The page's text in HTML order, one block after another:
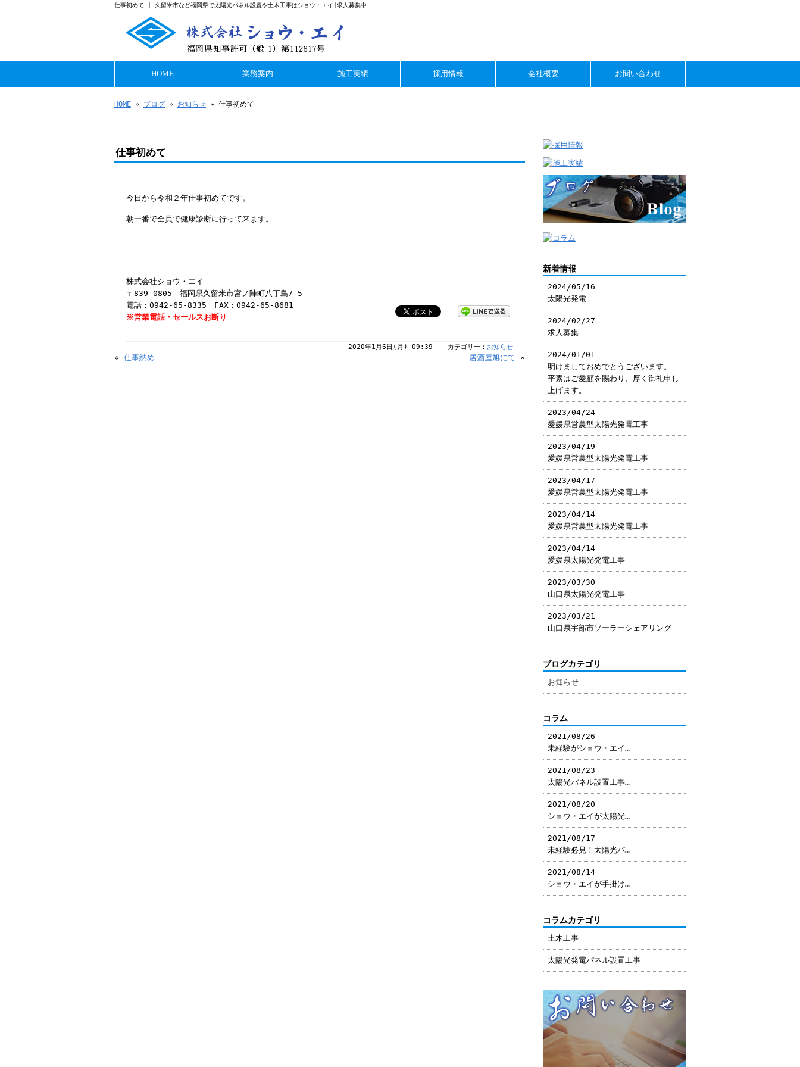
仕事初めて | 久留米市など福岡県で太陽光パネル設置や土木工事はショウ・エイ|求人募集中
HOME 業務案内 施工実績 採用情報 会社概要 お問い合わせ
HOME » ブログ » お知らせ » 仕事初めて
仕事初めて
今日から令和２年仕事初めてです。
朝一番で全員で健康診断に行って来ます。
株式会社ショウ・エイ
〒839-0805 福岡県久留米市宮ノ陣町八丁島7-5
電話：0942-65-8335 FAX：0942-65-8681
※営業電話・セールスお断り
2020年1月6日(月) 09:39 ｜ カテゴリー： お知らせ
« 仕事納め 居酒屋旭にて »
新着情報
2024/05/16
太陽光発電
2024/02/27
求人募集
2024/01/01
明けましておめでとうございます。
平素はご愛顧を賜わり、厚く御礼申し
上げます。
2023/04/24
愛媛県営農型太陽光発電工事
2023/04/19
愛媛県営農型太陽光発電工事
2023/04/17
愛媛県営農型太陽光発電工事
2023/04/14
愛媛県営農型太陽光発電工事
2023/04/14
愛媛県太陽光発電工事
2023/03/30
山口県太陽光発電工事
2023/03/21
山口県宇部市ソーラーシェアリング
ブログカテゴリ
お知らせ
コラム
2021/08/26
未経験がショウ・エイ…
2021/08/23
太陽光パネル設置工事…
2021/08/20
ショウ・エイが太陽光…
2021/08/17
未経験必見！太陽光パ…
2021/08/14
ショウ・エイが手掛け…
コラムカテゴリ―
土木工事
太陽光発電パネル設置工事